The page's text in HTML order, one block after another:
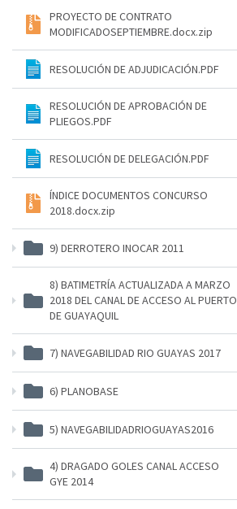
PROYECTO DE CONTRATO
MODIFICADOSEPTIEMBRE.docx.zip
RESOLUCIÓN DE ADJUDICACIÓN.PDF
RESOLUCIÓN DE APROBACIÓN DE
PLIEGOS.PDF
RESOLUCIÓN DE DELEGACIÓN.PDF
ÍNDICE DOCUMENTOS CONCURSO
2018.docx.zip
9) DERROTERO INOCAR 2011
8) BATIMETRÍA ACTUALIZADA A MARZO
2018 DEL CANAL DE ACCESO AL PUERTO
DE GUAYAQUIL
7) NAVEGABILIDAD RIO GUAYAS 2017
6) PLANOBASE
5) NAVEGABILIDADRIOGUAYAS2016
4) DRAGADO GOLES CANAL ACCESO
GYE 2014